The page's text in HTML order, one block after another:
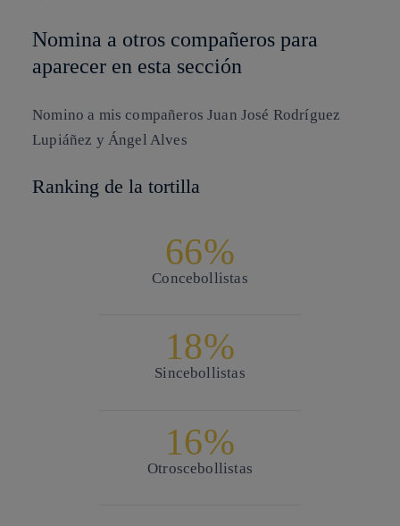
Nomina a otros compañeros para
aparecer en esta sección
Nomino a mis compañerosJuan José Rodríguez
Lupiáñez y Ángel Alves
Ranking de la tortilla
66%
Concebollistas
18%
Sincebollistas
16%
Otroscebollistas